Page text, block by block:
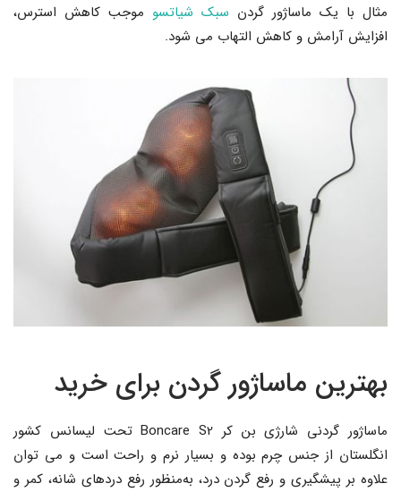
مثال با یک ماساژور گردن سبک شیاتسو موجب کاهش استرس،
افزایش آرامش و کاهش التهاب می شود.
بهترین ماساژور گردن برای خرید
ماساژور گردنی شارژی بن کر Boncare S2 تحت لیسانس کشور
انگلستان از جنس چرم بوده و بسیار نرم و راحت است و می توان
علاوه بر پیشگیری و رفع گردن درد، به‌منظور رفع دردهای شانه، کمر و